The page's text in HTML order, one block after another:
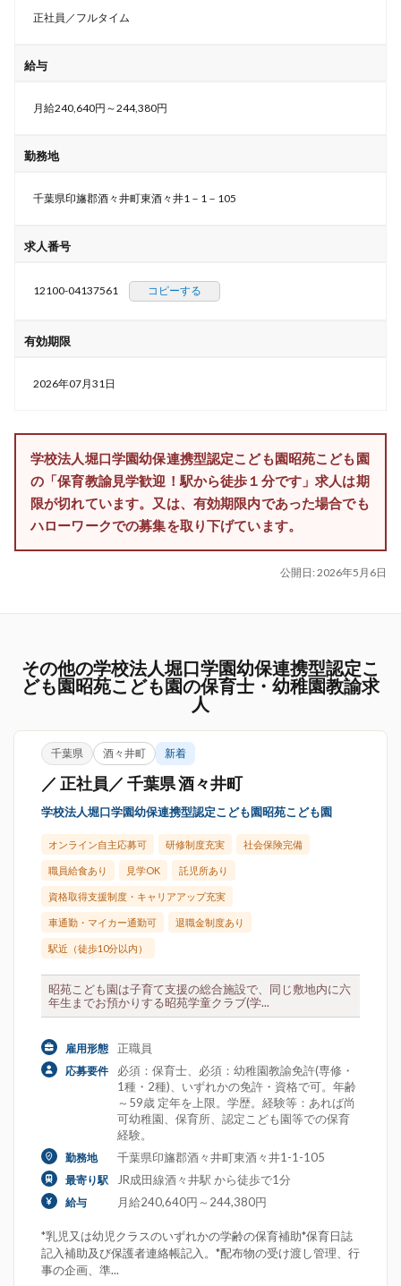
正社員／フルタイム
給与
月給240,640円～244,380円
勤務地
千葉県印旛郡酒々井町東酒々井1－1－105
求人番号
12100-04137561 コピーする
有効期限
2026年07月31日
学校法人堀口学園幼保連携型認定こども園昭苑こども園
の「保育教諭見学歓迎！駅から徒歩１分です」求人は期
限が切れています。又は、有効期限内であった場合でも
ハローワークでの募集を取り下げています。
公開日: 2026年5月6日
その他の学校法人堀口学園幼保連携型認定こ
ども園昭苑こども園の保育士・幼稚園教諭求
人
千葉県 酒々井町 新着
／ 正社員／ 千葉県 酒々井町
学校法人堀口学園幼保連携型認定こども園昭苑こども園
オンライン自主応募可 研修制度充実 社会保険完備
職員給食あり 見学OK 託児所あり
資格取得支援制度・キャリアアップ充実
車通勤・マイカー通勤可 退職金制度あり
駅近（徒歩10分以内）
昭苑こども園は子育て支援の総合施設で、同じ敷地内に六
年生までお預かりする昭苑学童クラブ(学...
雇用形態 正職員
応募要件
必須：保育士、必須：幼稚園教諭免許(専修・
1種・2種)、いずれかの免許・資格で可。年齢
～59歳 定年を上限。学歴。経験等：あれば尚
可幼稚園、保育所、認定こども園等での保育
経験。
勤務地 千葉県印旛郡酒々井町東酒々井1-1-105
最寄り駅 JR成田線酒々井駅 から徒歩で1分
給与 月給240,640円～244,380円
*乳児又は幼児クラスのいずれかの学齢の保育補助*保育日誌
記入補助及び保護者連絡帳記入。*配布物の受け渡し管理、行
事の企画、準...